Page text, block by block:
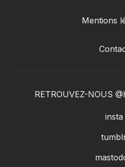
Mentions
RETROUVEZ-NOUS
insta